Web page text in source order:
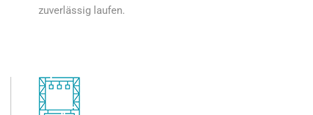
zuverlässig laufen.